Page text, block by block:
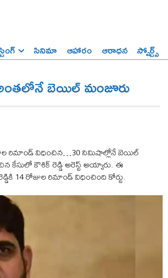
సినిమా ఆహారం ఆరాధన స్పోర్ట్స్‌
బెయిల్ మంజూరు
రిమాండ్ విధించిన…30 నిమిషాల్లోనే బెయిల్
కౌశిక్ రెడ్డి అరెస్ట్ అయ్యారు. ఈ
14 రోజుల రిమాండ్ విధించింది కోర్టు.